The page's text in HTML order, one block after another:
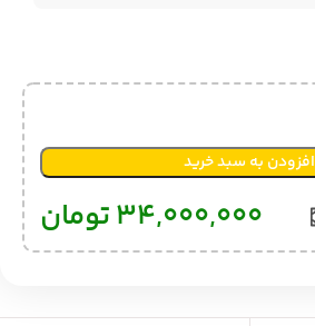
افزودن به سبد خرید
34,000,000تومان